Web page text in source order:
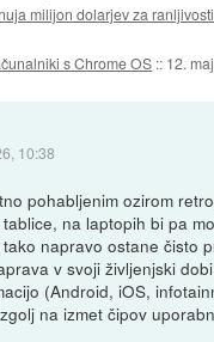
milijon dolarjev za
s Chrome OS :: 12.
10:38
pohabljenim ozirom
na laptopih bi pa
napravo ostane čisto
v svoji življenjski
(Android, iOS,
na izmet čipov